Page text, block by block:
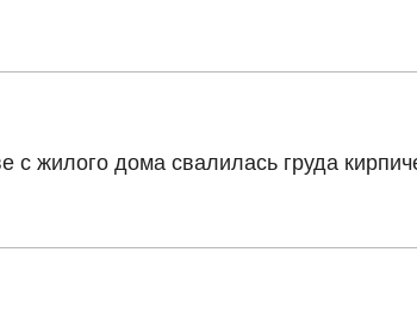
жилого дома свалилась груда